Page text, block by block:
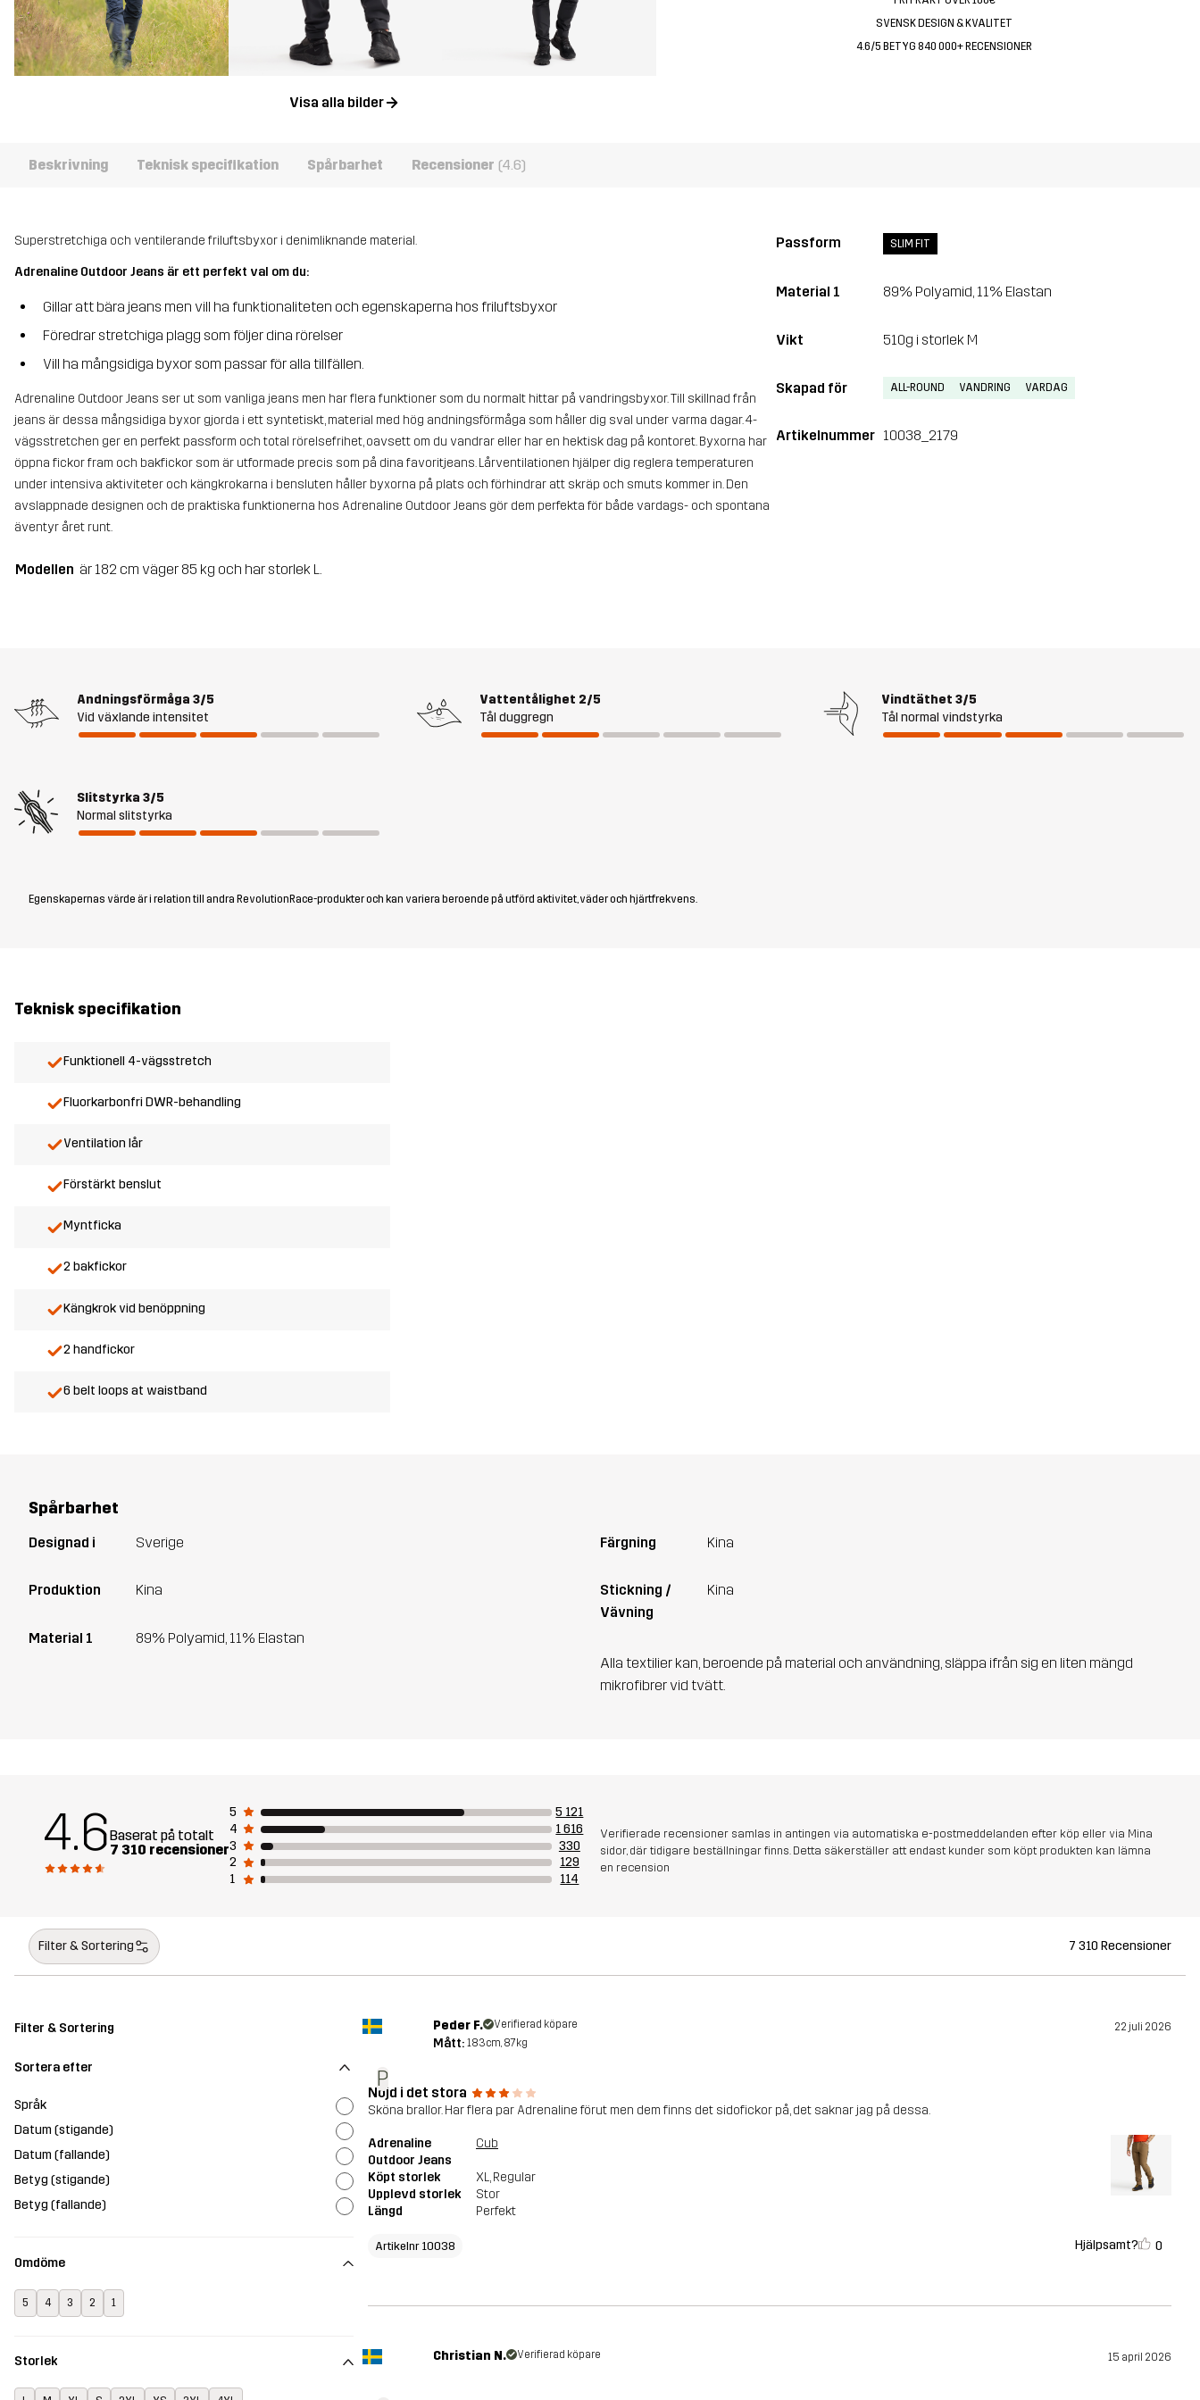
Visa alla bilder
SVENSK DESIGN & KVALITET
4.6/5 BETYG 840 000+ RECENSIONER
Beskrivning Teknisk specifikation Spårbarhet Recensioner (4.6)
Superstretchiga och ventilerande friluftsbyxor i denimliknande material.
Adrenaline Outdoor Jeans är ett perfekt val om du:
Gillar att bära jeans men vill ha funktionaliteten och egenskaperna hos friluftsbyxor
Föredrar stretchiga plagg som följer dina rörelser
Vill ha mångsidiga byxor som passar för alla tillfällen.
Adrenaline Outdoor Jeans ser ut som vanliga jeans men har flera funktioner som du normalt hittar på vandringsbyxor. Till skillnad från
jeans är dessa mångsidiga byxor gjorda i ett syntetiskt, material med hög andningsförmåga som håller dig sval under varma dagar. 4-
vägsstretchen ger en perfekt passform och total rörelsefrihet, oavsett om du vandrar eller har en hektisk dag på kontoret. Byxorna har
öppna fickor fram och bakfickor som är utformade precis som på dina favoritjeans. Lårventilationen hjälper dig reglera temperaturen
under intensiva aktiviteter och kängkrokarna i bensluten håller byxorna på plats och förhindrar att skräp och smuts kommer in. Den
avslappnade designen och de praktiska funktionerna hos Adrenaline Outdoor Jeans gör dem perfekta för både vardags- och spontana
äventyr året runt.
Modellen är 182 cm väger 85 kg och har storlek L.
Passform SLIM FIT
Material 1 89% Polyamid, 11% Elastan
Vikt 510g i storlek M
Skapad för ALL-ROUND VANDRING VARDAG
Artikelnummer 10038_2179
Andningsförmåga 3/5
Vid växlande intensitet
Vattentålighet 2/5
Tål duggregn
Vindtäthet 3/5
Tål normal vindstyrka
Slitstyrka 3/5
Normal slitstyrka
Egenskapernas värde är i relation till andra RevolutionRace-produkter och kan variera beroende på utförd aktivitet, väder och hjärtfrekvens.
Teknisk specifikation
Funktionell 4-vägsstretch
Fluorkarbonfri DWR-behandling
Ventilation lår
Förstärkt benslut
Myntficka
2 bakfickor
Kängkrok vid benöppning
2 handfickor
6 belt loops at waistband
Spårbarhet
Designad i Sverige
Produktion Kina
Material 1 89% Polyamid, 11% Elastan
Färgning Kina
Stickning /
Vävning
Kina
Alla textilier kan, beroende på material och användning, släppa ifrån sig en liten mängd
mikrofibrer vid tvätt.
4.6Baserat på totalt
7 310 recensioner
5
5 121
4
1 616
3
330
2
129
1
114
Verifierade recensioner samlas in antingen via automatiska e-postmeddelanden efter köp eller via Mina
sidor, där tidigare beställningar finns. Detta säkerställer att endast kunder som köpt produkten kan lämna
en recension
Filter & Sortering 7 310 Recensioner
Filter & Sortering
Sortera efter
Språk
Datum (stigande)
Datum (fallande)
Betyg (stigande)
Betyg (fallande)
Omdöme
5 4 3 2 1
Storlek
P
Peder F. Verifierad köpare 22 juli 2026
Mått: 183cm, 87kg
Nöjd i det stora
Sköna brallor. Har flera par Adrenaline förut men dem finns det sidofickor på, det saknar jag på dessa.
Adrenaline
Outdoor Jeans
Cub
Köpt storlek XL, Regular
Upplevd storlek
Stor
Längd
Perfekt
Artikelnr 10038 Hjälpsamt? 0
Christian N. Verifierad köpare 15 april 2026